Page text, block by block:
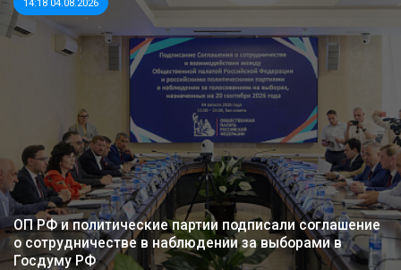
14:18 04.08.2026
ОП РФ и политические партии подписали соглашение
о сотрудничестве в наблюдении за выборами в
Госдуму РФ